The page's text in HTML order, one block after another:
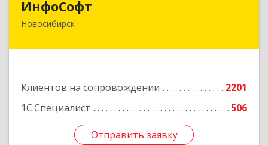
ИнфоСофт
Новосибирск
Клиентов на сопровождении
2201
1С:Специалист
506
Отправить заявку
630091, Новосибирская обл, Новосибирск г,
Отправить заявку